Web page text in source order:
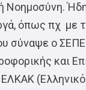
Νοημοσύνη.
όπως πχ με
σύναψε ο
και